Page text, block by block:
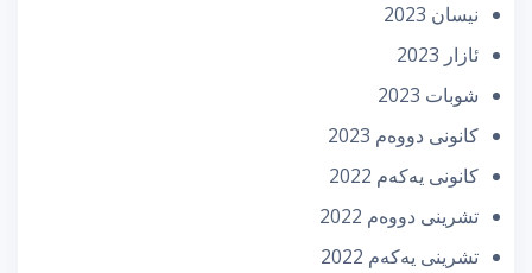
نیسان 2023
ئازار 2023
شوبات 2023
كانونی دووه‌م 2023
كانونی یه‌كه‌م 2022
تشرینی دووه‌م 2022
تشرینی یه‌كه‌م 2022